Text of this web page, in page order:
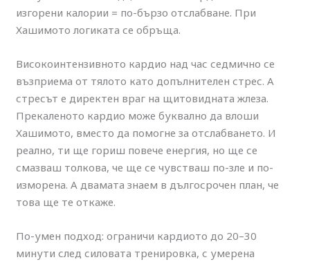
изгорени калории = по-бързо отслабване. При
Хашимото логиката се обръща.
Високоинтензивното кардио над час седмично се
възприема от тялото като допълнителен стрес. А
стресът е директен враг на щитовидната жлеза.
Прекаленото кардио може буквално да влоши
Хашимото, вместо да помогне за отслабването. И
реално, ти ще гориш повече енергия, но ще се
смазваш толкова, че ще се чувстваш по-зле и по-
изморена. А двамата знаем в дългосрочен план, че
това ще те откаже.
По-умен подход: ограничи кардиото до 20–30
минути след силовата тренировка, с умерена